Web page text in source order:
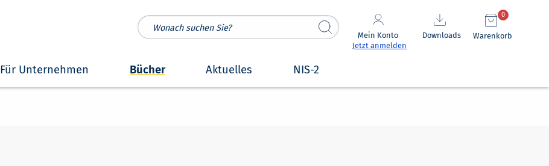
Mein Konto
Jetzt anmelden
Downloads Warenkorb
0
Für Unternehmen Bücher Aktuelles NIS-2